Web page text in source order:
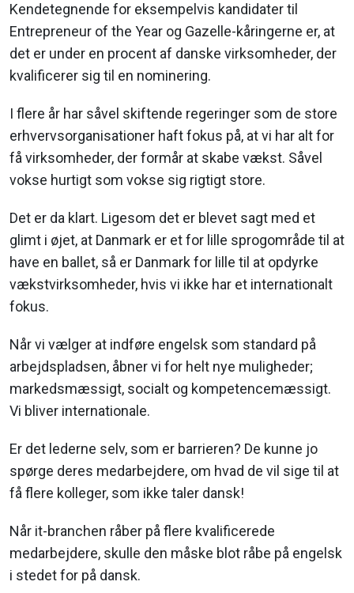
Kendetegnende for eksempelvis kandidater til
Entrepreneur of the Year og Gazelle-kåringerne er, at
det er under en procent af danske virksomheder, der
kvalificerer sig til en nominering.
I flere år har såvel skiftende regeringer som de store
erhvervsorganisationer haft fokus på, at vi har alt for
få virksomheder, der formår at skabe vækst. Såvel
vokse hurtigt som vokse sig rigtigt store.
Det er da klart. Ligesom det er blevet sagt med et
glimt i øjet, at Danmark er et for lille sprogområde til at
have en ballet, så er Danmark for lille til at opdyrke
vækstvirksomheder, hvis vi ikke har et internationalt
fokus.
Når vi vælger at indføre engelsk som standard på
arbejdspladsen, åbner vi for helt nye muligheder;
markedsmæssigt, socialt og kompetencemæssigt.
Vi bliver internationale.
Er det lederne selv, som er barrieren? De kunne jo
spørge deres medarbejdere, om hvad de vil sige til at
få flere kolleger, som ikke taler dansk!
Når it-branchen råber på flere kvalificerede
medarbejdere, skulle den måske blot råbe på engelsk
i stedet for på dansk.